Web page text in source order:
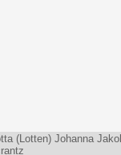
(Lotten) Johanna